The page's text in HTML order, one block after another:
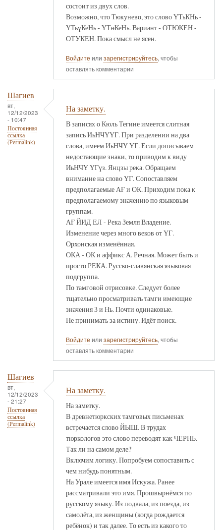
состоит из двух слов.
Возможно, что Тюкунево, это слово ҮТьКНь -
ҮТьүКеНь - ҮТөКеНь. Вариант - ОТЮКЕН -
ОТУКЕН. Пока смысл не ясен.
Войдите или зарегистрируйтесь, чтобы
оставлять комментарии
Шагиев
вт,
12/12/2023
- 10:47
Постоянная
ссылка
(Permalink)
На заметку.
В записях о Кюль Тегине имеется слитная
запись ИьНЧҮҮГ. При разделении на два
слова, имеем ИьНЧҮ ҮГ. Если дописываем
недостающие знаки, то приводим к виду
ИьНЧҮ ҮГүз. Янцзы река. Обращаем
внимание на слово ҮГ. Сопоставляем
предполагаемые АҒ и ОК. Приходим пока к
предполагаемому значению по языковым
группам.
АҒ ЙИД ЕЛ - Река Земля Владение.
Изменение через много веков от ҮГ.
Орхонская изменённая.
ОКА - ОК и аффикс А. Речная. Может быть и
просто РЕКА. Русско-славянская языковая
подгруппа.
По тамговой отрисовке. Следует более
тщательно просматривать тамги имеющие
значения З и Нь. Почти одинаковые.
Не принимать за истину. Идёт поиск.
Войдите или зарегистрируйтесь, чтобы
оставлять комментарии
Шагиев
вт,
12/12/2023
- 21:27
Постоянная
ссылка
(Permalink)
На заметку.
На заметку.
В древнетюркских тамговых письменах
встречается слово ЙЫШ. В трудах
тюркологов это слово переводят как ЧЕРНЬ.
Так ли на самом деле?
Включим логику. Попробуем сопоставить с
чем нибудь понятным.
На Урале имеется имя Искужа. Ранее
рассматривали это имя. Прошвырнёмся по
русскому языку. Из подвала, из поезда, из
самолёта, из женщины (когда рождается
ребёнок) и так далее. То есть из какого то